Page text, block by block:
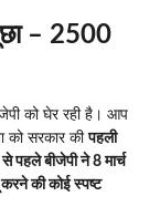
– 2500
को घेर रही है। आप
को सरकार कीपहली
पहले बीजेपी ने 8 मार्च
की कोई स्पष्ट